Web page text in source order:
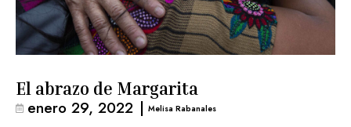
El abrazo de Margarita
enero 29, 2022 | Melisa Rabanales